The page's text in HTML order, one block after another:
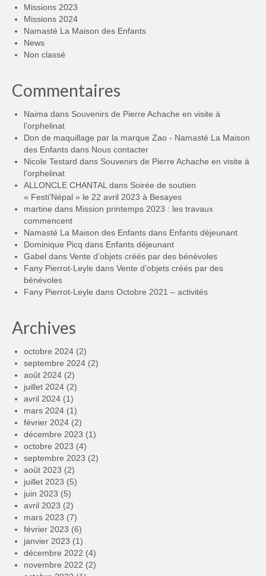
Missions 2023
Missions 2024
Namasté La Maison des Enfants
News
Non classé
Commentaires
Naima dans Souvenirs de Pierre Achache en visite à
l’orphelinat
Don de maquillage par la marque Zao - Namasté La Maison
des Enfants dans Nous contacter
Nicole Testard dans Souvenirs de Pierre Achache en visite à
l’orphelinat
ALLONCLE CHANTAL dans Soirée de soutien
« Festi’Népal » le 22 avril 2023 à Besayes
martine dans Mission printemps 2023 : les travaux
commencent
Namasté La Maison des Enfants dans Enfants déjeunant
Dominique Picq dans Enfants déjeunant
Gabel dans Vente d’objets créés par des bénévoles
Fany Pierrot-Leyle dans Vente d’objets créés par des
bénévoles
Fany Pierrot-Leyle dans Octobre 2021 – activités
Archives
octobre 2024 (2)
septembre 2024 (2)
août 2024 (2)
juillet 2024 (2)
avril 2024 (1)
mars 2024 (1)
février 2024 (2)
décembre 2023 (1)
octobre 2023 (4)
septembre 2023 (2)
août 2023 (2)
juillet 2023 (5)
juin 2023 (5)
avril 2023 (2)
mars 2023 (7)
février 2023 (6)
janvier 2023 (1)
décembre 2022 (4)
novembre 2022 (2)